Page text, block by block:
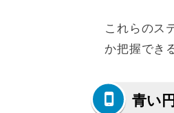
これらのス
か把握でき
青い